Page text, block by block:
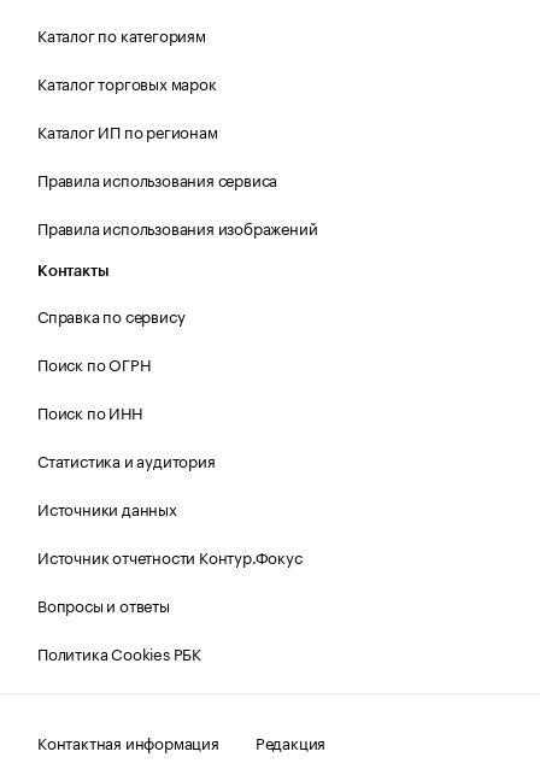
Каталог по категориям
Каталог торговых марок
Каталог ИП по регионам
Правила использования сервиса
Правила использования изображений
Контакты
Справка по сервису
Поиск по ОГРН
Поиск по ИНН
Статистика и аудитория
Источники данных
Источник отчетности Контур.Фокус
Вопросы и ответы
Политика Cookies РБК
Контактная информация Редакция